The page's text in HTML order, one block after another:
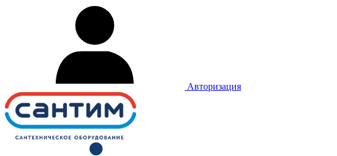
Авторизация